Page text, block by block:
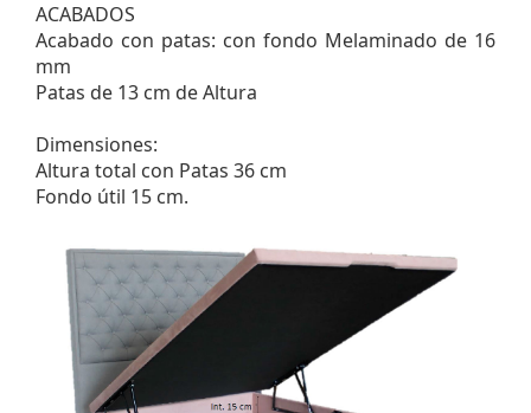
ACABADOS
Acabado con patas: con fondo Melaminado de 16
mm
Patas de 13 cm de Altura
Dimensiones:
Altura total con Patas 36 cm
Fondo útil 15 cm.